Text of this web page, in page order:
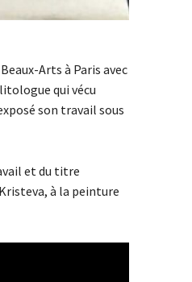
Arts à Paris avec
qui vécu
son travail sous
et du titre
à la peinture